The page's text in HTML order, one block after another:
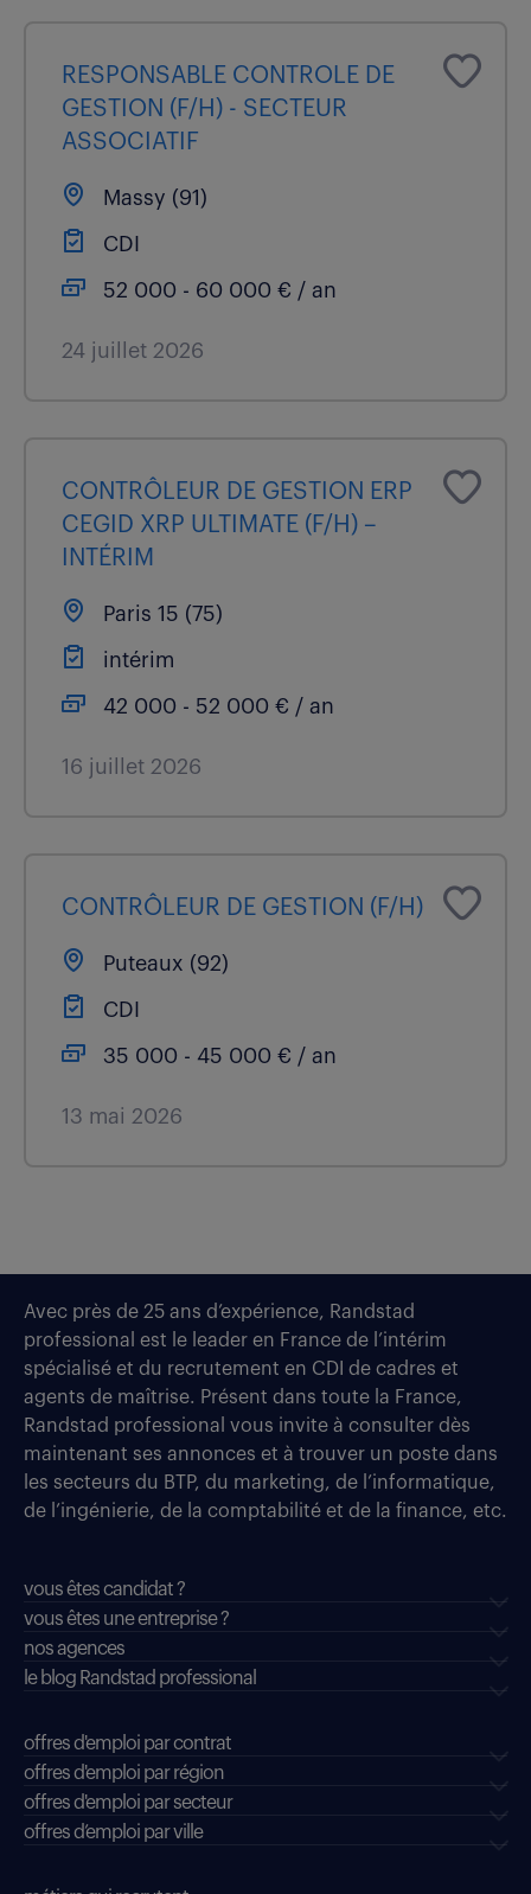
RESPONSABLE CONTROLE DE
GESTION (F/H) - SECTEUR
ASSOCIATIF
Massy (91)
CDI
52 000 - 60 000 € / an
24 juillet 2026
CONTRÔLEUR DE GESTION ERP
CEGID XRP ULTIMATE (F/H) –
INTÉRIM
Paris 15 (75)
intérim
42 000 - 52 000 € / an
16 juillet 2026
CONTRÔLEUR DE GESTION (F/H)
Puteaux (92)
CDI
35 000 - 45 000 € / an
13 mai 2026
Avec près de 25 ans d’expérience, Randstad
professional est le leader en France de l’intérim
spécialisé et du recrutement en CDI de cadres et
agents de maîtrise. Présent dans toute la France,
Randstad professional vous invite à consulter dès
maintenant ses annonces et à trouver un poste dans
les secteurs du BTP, du marketing, de l’informatique,
de l’ingénierie, de la comptabilité et de la finance, etc.
vous êtes candidat ?
vous êtes une entreprise ?
nos agences
le blog Randstad professional
offres d'emploi par contrat
offres d'emploi par région
offres d'emploi par secteur
offres d’emploi par ville